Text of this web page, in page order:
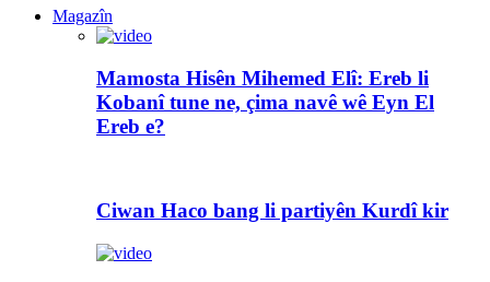
Magazîn
Mamosta Hisên Mihemed Elî: Ereb li
Kobanî tune ne, çima navê wê Eyn El
Ereb e?
Ciwan Haco bang li partiyên Kurdî kir